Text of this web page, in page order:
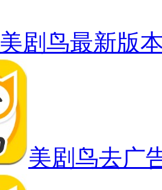
美剧鸟最新版
美剧鸟去广